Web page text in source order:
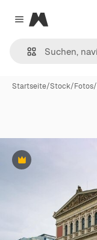
Close menu
Magnific
Startseite/Stock/Fotos/
Premium